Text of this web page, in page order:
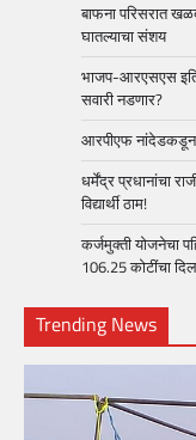
बाफना परिसरात
घातल्याचा संशय
भाजप-आरएसएस
सवारी नडणार?
आरपीएफ नांदेडकडून
धर्मेंद्र प्रधानांचा
विद्यार्थी ठाम!
कर्जमुक्ती योजनेचा
106.25 कोटींचा
Trending News